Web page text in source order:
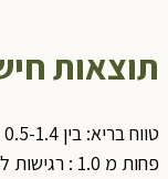
בריא: בין 0.5-1.4
רגישות לאינסולין טובה , תוצאה אופטימלית.